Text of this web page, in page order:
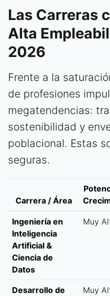
Las Carreras
Alta
2026
Frente a la
de profesiones
megatendencias:
sostenibilidad y
poblacional. Estas
seguras.
Carrera / Área
Ingeniería en
Inteligencia
Artificial &
Ciencia de
Datos
Muy
Desarrollo de
Muy